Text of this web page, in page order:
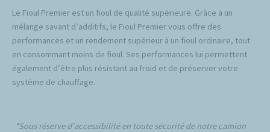
Le Fioul Premier est un fioul de qualité supérieure. Grâce à un
mélange savant d’additifs, le Fioul Premier vous offre des
performances et un rendement supérieur à un fioul ordinaire, tout
en consommant moins de fioul. Ses performances lui permettent
également d’être plus résistant au froid et de préserver votre
système de chauffage.
*Sous réserve d'accessibilité en toute sécurité de notre camion